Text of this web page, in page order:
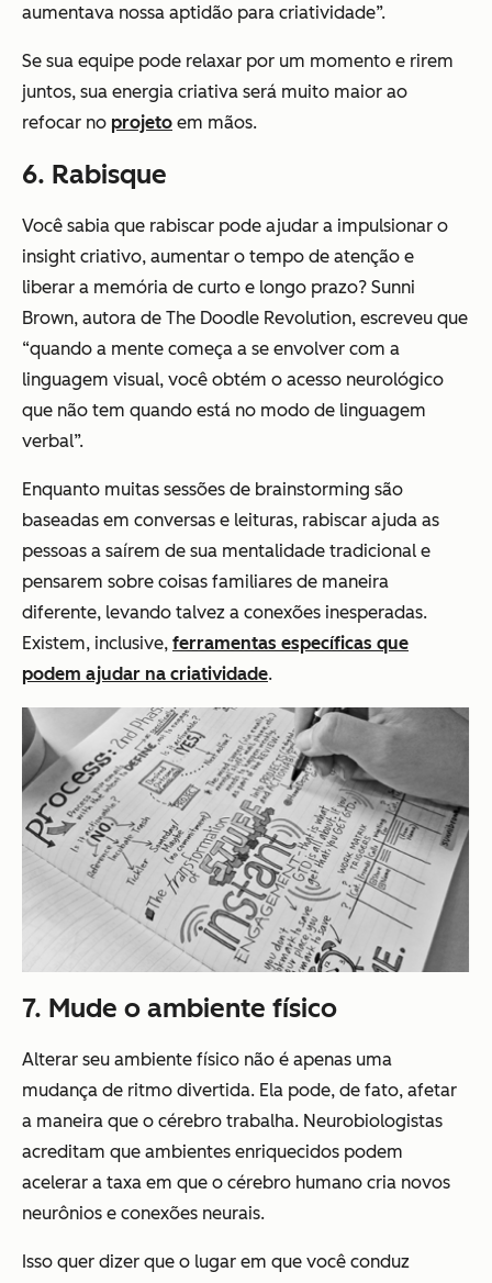
aumentava nossa aptidão para criatividade”.
Se sua equipe pode relaxar por um momento e rirem
juntos, sua energia criativa será muito maior ao
refocar no projeto em mãos.
6. Rabisque
Você sabia que rabiscar pode ajudar a impulsionar o
insight criativo, aumentar o tempo de atenção e
liberar a memória de curto e longo prazo? Sunni
Brown, autora de The Doodle Revolution, escreveu que
“quando a mente começa a se envolver com a
linguagem visual, você obtém o acesso neurológico
que não tem quando está no modo de linguagem
verbal”.
Enquanto muitas sessões de brainstorming são
baseadas em conversas e leituras, rabiscar ajuda as
pessoas a saírem de sua mentalidade tradicional e
pensarem sobre coisas familiares de maneira
diferente, levando talvez a conexões inesperadas.
Existem, inclusive, ferramentas específicas que
podem ajudar na criatividade.
7. Mude o ambiente físico
Alterar seu ambiente físico não é apenas uma
mudança de ritmo divertida. Ela pode, de fato, afetar
a maneira que o cérebro trabalha. Neurobiologistas
acreditam que ambientes enriquecidos podem
acelerar a taxa em que o cérebro humano cria novos
neurônios e conexões neurais.
Isso quer dizer que o lugar em que você conduz